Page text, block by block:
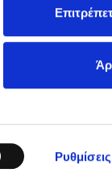
Ρυθμίσεις